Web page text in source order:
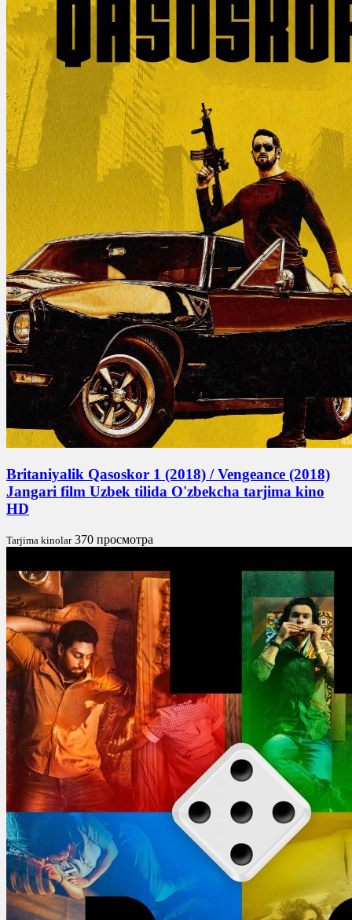
Britaniyalik Qasoskor 1 (2018) / Vengeance (2018)
Jangari film Uzbek tilida O'zbekcha tarjima kino
HD
Tarjima kinolar 370 просмотра